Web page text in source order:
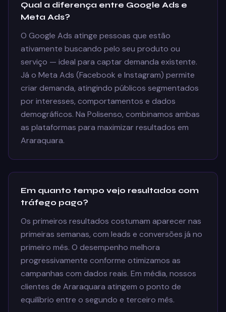
Qual a diferença entre Google Ads e
Meta Ads?
O Google Ads atinge pessoas que estão
ativamente buscando pelo seu produto ou
serviço — ideal para captar demanda existente.
Já o Meta Ads (Facebook e Instagram) permite
criar demanda, atingindo públicos segmentados
por interesses, comportamentos e dados
demográficos. Na Polisenso, combinamos ambas
as plataformas para maximizar resultados em
Araraquara.
Em quanto tempo vejo resultados com
tráfego pago?
Os primeiros resultados costumam aparecer nas
primeiras semanas, com leads e conversões já no
primeiro mês. O desempenho melhora
progressivamente conforme otimizamos as
campanhas com dados reais. Em média, nossos
clientes de Araraquara atingem o ponto de
equilíbrio entre o segundo e terceiro mês.